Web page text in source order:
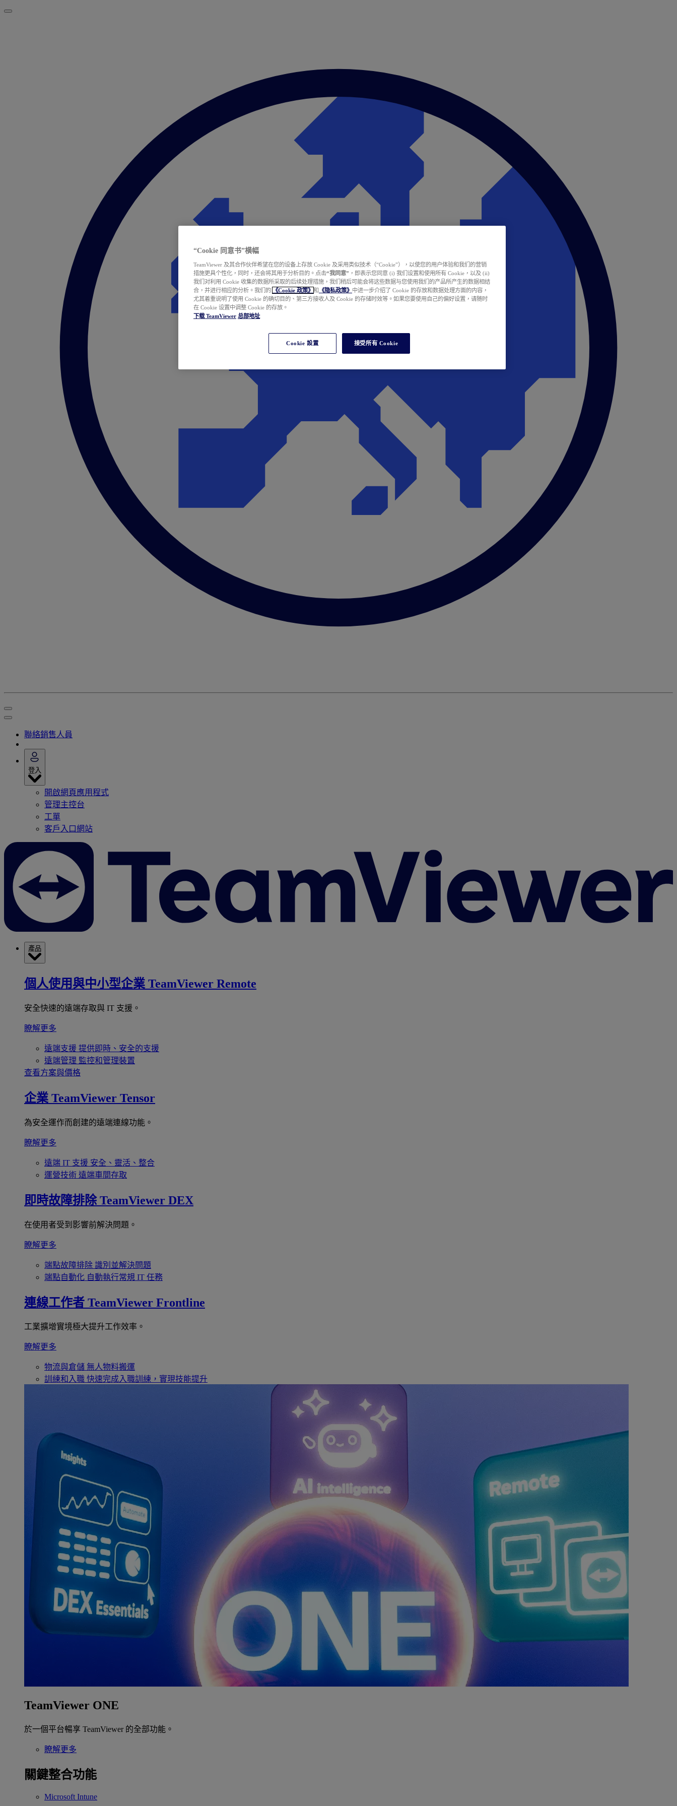
聯絡銷售人員
登入
開啟網頁應用程式
管理主控台
工單
客戶入口網站
產品
個人使用與中小型企業 TeamViewer Remote
安全快速的遠端存取與 IT 支援。
瞭解更多
遠端支援 提供即時、安全的支援
遠端管理 監控和管理裝置
查看方案與價格
企業 TeamViewer Tensor
為安全運作而創建的遠端連線功能。
瞭解更多
遠端 IT 支援 安全、靈活、整合
運營技術 遠端車間存取
即時故障排除 TeamViewer DEX
在使用者受到影響前解決問題。
瞭解更多
端點故障排除 識別並解決問題
端點自動化 自動執行常規 IT 任務
連線工作者 TeamViewer Frontline
工業擴增實境極大提升工作效率。
瞭解更多
物流與倉儲 無人物料搬運
訓練和入職 快速完成入職訓練，實現技能提升
TeamViewer ONE
於一個平台暢享 TeamViewer 的全部功能。
瞭解更多
關鍵整合功能
Microsoft Intune
“Cookie 同意书”横幅
TeamViewer 及其合作伙伴希望在您的设备上存放 Cookie 及采用类似技术（“Cookie”），以使您的用户体验和我们的营销
措施更具个性化，同时，还会将其用于分析目的。点击“我同意” ，即表示您同意 (i) 我们设置和使用所有 Cookie，以及 (ii)
我们对利用 Cookie 收集的数据所采取的后续处理措施，我们稍后可能会将这些数据与您使用我们的产品所产生的数据相结
合，并进行相应的分析。我们的
《Cookie 政策》 和 《隐私政策》 中进一步介绍了 Cookie 的存放和数据处理方面的内容，
尤其着重说明了使用 Cookie 的确切目的、第三方接收人及 Cookie 的存储时效等。如果您要使用自己的偏好设置，请随时
在 Cookie 设置中调整 Cookie 的存放。
下载 TeamViewer 总部地址
Cookie 設置 接受所有 Cookie